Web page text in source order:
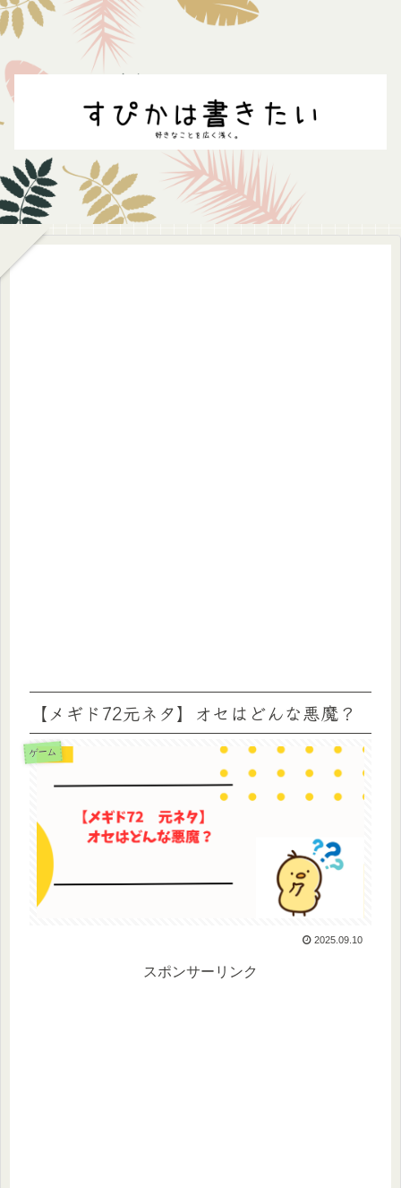
【メギド72元ネタ】オセはどんな悪魔？
ゲーム
2025.09.10
スポンサーリンク